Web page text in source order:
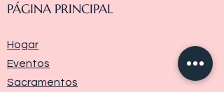
PÁGINA PRINCIPAL
Hogar
Eventos
Sacramentos